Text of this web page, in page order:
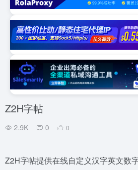
Z2H字帖
2.9K 0 0
Z2H字帖提供在线自定义汉字英文数